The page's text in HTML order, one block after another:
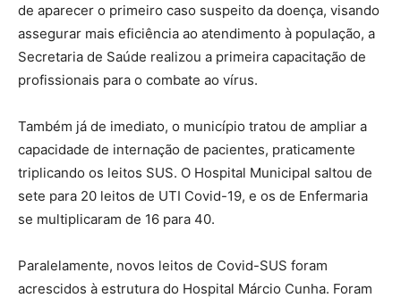
de aparecer o primeiro caso suspeito da doença, visando
assegurar mais eficiência ao atendimento à população, a
Secretaria de Saúde realizou a primeira capacitação de
profissionais para o combate ao vírus.
Também já de imediato, o município tratou de ampliar a
capacidade de internação de pacientes, praticamente
triplicando os leitos SUS. O Hospital Municipal saltou de
sete para 20 leitos de UTI Covid-19, e os de Enfermaria
se multiplicaram de 16 para 40.
Paralelamente, novos leitos de Covid-SUS foram
acrescidos à estrutura do Hospital Márcio Cunha. Foram